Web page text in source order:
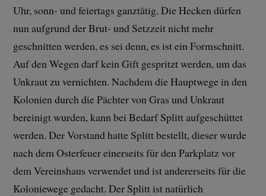
Uhr, sonn- und feiertags ganztätig. Die Hecken dürfen
nun aufgrund der Brut- und Setzzeit nicht mehr
geschnitten werden, es sei denn, es ist ein Formschnitt.
Auf den Wegen darf kein Gift gespritzt werden, um das
Unkraut zu vernichten. Nachdem die Hauptwege in den
Kolonien durch die Pächter von Gras und Unkraut
bereinigt wurden, kann bei Bedarf Splitt aufgeschüttet
werden. Der Vorstand hatte Splitt bestellt, dieser wurde
nach dem Osterfeuer einerseits für den Parkplatz vor
dem Vereinshaus verwendet und ist andererseits für die
Koloniewege gedacht. Der Splitt ist natürlich